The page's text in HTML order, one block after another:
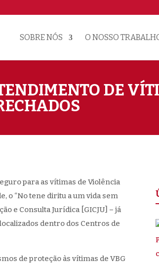
SOBRE NÓS O NOSSO
DE
para as vítimas de Violência
o “No tene diritu a um vida sem
e Consulta Jurídica [GICJU] – já
dentro dos Centros de
de proteção às vítimas de VBG